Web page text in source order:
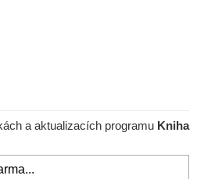
a aktualizacích programu Kniha